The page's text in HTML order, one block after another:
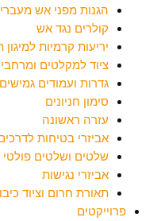
הגנות מפני אש
קולרים נגד אש
יריעות קרמיות
ציוד למקלטים
גדרות ועמודים גמישים
סימון חניונים
עזרה ראשונה
אביזרי בטיחות
שלטים ושלטים פולטי
אביזרי נגישות
תאורת חרום וציוד
פרוייקטים